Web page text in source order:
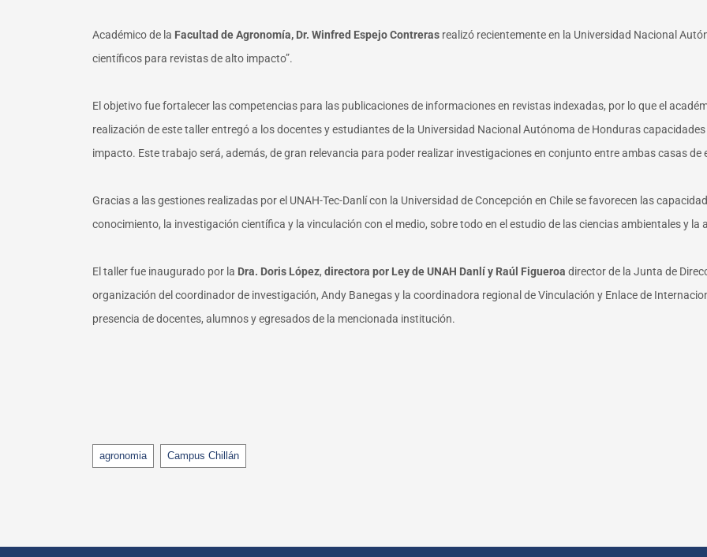
Académico de la Facultad de Agronomía, Dr. Winfred Espejo Contreras realizó recientemente en la Universidad Nacional
científicos para revistas de alto impacto”.
El objetivo fue fortalecer las competencias para las publicaciones de informaciones en revistas indexadas, por lo que el
realización de este taller entregó a los docentes y estudiantes de la Universidad Nacional Autónoma de Honduras
impacto. Este trabajo será, además, de gran relevancia para poder realizar investigaciones en conjunto entre ambas casas de
Gracias a las gestiones realizadas por el UNAH-Tec-Danlí con la Universidad de Concepción en Chile se favorecen las
conocimiento, la investigación científica y la vinculación con el medio, sobre todo en el estudio de las ciencias ambientales y la
El taller fue inaugurado por la Dra. Doris López, directora por Ley de UNAH Danlí y Raúl Figueroa director de la Junta de
organización del coordinador de investigación, Andy Banegas y la coordinadora regional de Vinculación y Enlace de
presencia de docentes, alumnos y egresados de la mencionada institución.
Tags
agronomia Campus Chillán